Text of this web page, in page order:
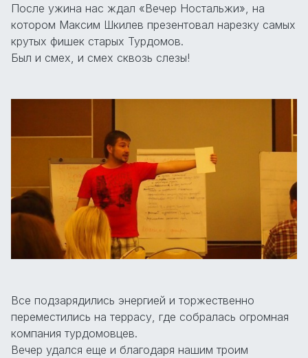
После ужина нас ждал «Вечер Ностальжи», на
котором Максим Шкилев презентовал нарезку самых
крутых фишек старых Турдомов.
Был и смех, и смех сквозь слезы!
Все подзарядились энергией и торжественно
переместились на террасу, где собралась огромная
компания турдомовцев.
Вечер удался еще и благодаря нашим троим